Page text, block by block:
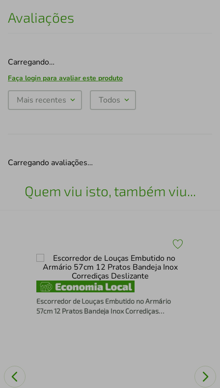
Avaliações
Carregando…
Faça login para avaliar este produto
Mais recentes Todos
Carregando avaliações…
Quem viu isto, também viu...
Escorredor de Louças Embutido no Armário
57cm 12 Pratos Bandeja Inox Corrediças